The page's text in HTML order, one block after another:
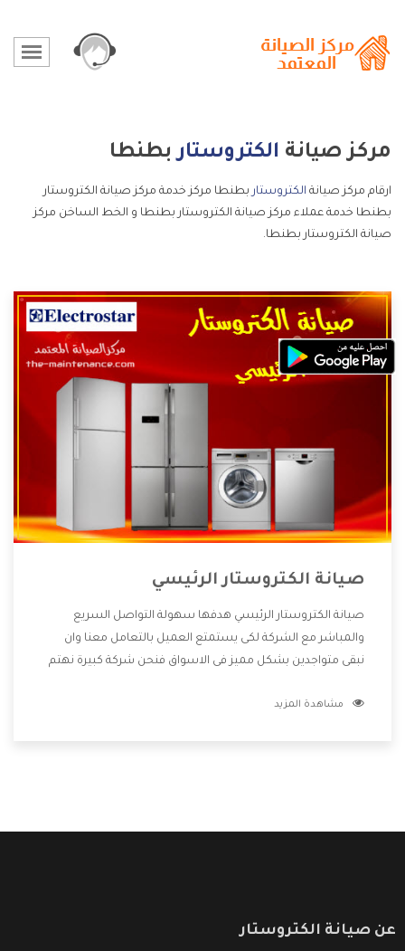
مركز صيانة الكتروستاربطنطا
ارقام مركز صيانة الكتروستار بطنطا مركز خدمة مركز صيانة الكتروستار
بطنطا خدمة عملاء مركز صيانة الكتروستار بطنطا و الخط الساخن مركز
صيانة الكتروستار بطنطا.
صيانة الكتروستار الرئيسي
صيانة الكتروستار الرئيسي هدفها سهولة التواصل السريع
والمباشر مع الشركة لكى يستمتع العميل بالتعامل معنا وان
نبقى متواجدين بشكل مميز فى الاسواق فنحن شركة كبيرة نهتم
الشركة بها والتى تكون منها خدمة الصيانة التى تكون من أهم
مشاهدة المزيد
عن صيانة الكتروستار